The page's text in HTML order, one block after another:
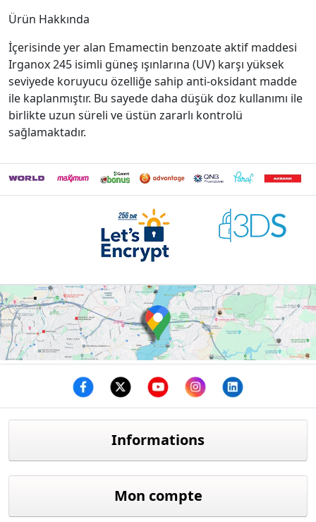
Ürün Hakkında
İçerisinde yer alan Emamectin benzoate aktif maddesi
Irganox 245 isimli güneş ışınlarına (UV) karşı yüksek
seviyede koruyucu özelliğe sahip anti-oksidant madde
ile kaplanmıştır. Bu sayede daha düşük doz kullanımı ile
birlikte uzun süreli ve üstün zararlı kontrolü
sağlamaktadır.
Informations
Mon compte